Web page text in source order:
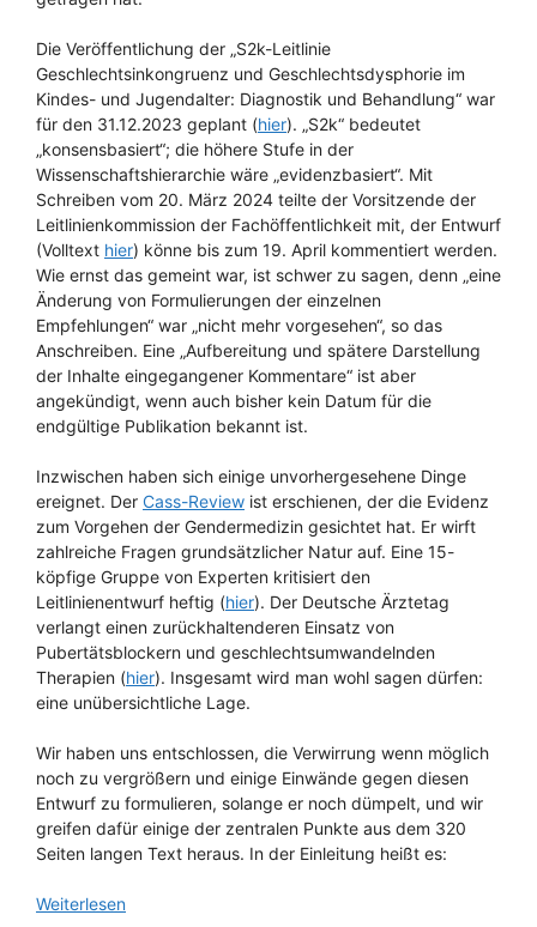
Die Veröffentlichung der „S2k-Leitlinie
Geschlechtsinkongruenz und Geschlechtsdysphorie im
Kindes- und Jugendalter: Diagnostik und Behandlung“ war
für den 31.12.2023 geplant (hier). „S2k“ bedeutet
„konsensbasiert“; die höhere Stufe in der
Wissenschaftshierarchie wäre „evidenzbasiert“. Mit
Schreiben vom 20. März 2024 teilte der Vorsitzende der
Leitlinienkommission der Fachöffentlichkeit mit, der Entwurf
(Volltext hier) könne bis zum 19. April kommentiert werden.
Wie ernst das gemeint war, ist schwer zu sagen, denn „eine
Änderung von Formulierungen der einzelnen
Empfehlungen“ war „nicht mehr vorgesehen“, so das
Anschreiben. Eine „Aufbereitung und spätere Darstellung
der Inhalte eingegangener Kommentare“ ist aber
angekündigt, wenn auch bisher kein Datum für die
endgültige Publikation bekannt ist.
Inzwischen haben sich einige unvorhergesehene Dinge
ereignet. Der Cass-Review ist erschienen, der die Evidenz
zum Vorgehen der Gendermedizin gesichtet hat. Er wirft
zahlreiche Fragen grundsätzlicher Natur auf. Eine 15-
köpfige Gruppe von Experten kritisiert den
Leitlinienentwurf heftig (hier). Der Deutsche Ärztetag
verlangt einen zurückhaltenderen Einsatz von
Pubertätsblockern und geschlechtsumwandelnden
Therapien (hier). Insgesamt wird man wohl sagen dürfen:
eine unübersichtliche Lage.
Wir haben uns entschlossen, die Verwirrung wenn möglich
noch zu vergrößern und einige Einwände gegen diesen
Entwurf zu formulieren, solange er noch dümpelt, und wir
greifen dafür einige der zentralen Punkte aus dem 320
Seiten langen Text heraus. In der Einleitung heißt es:
Weiterlesen